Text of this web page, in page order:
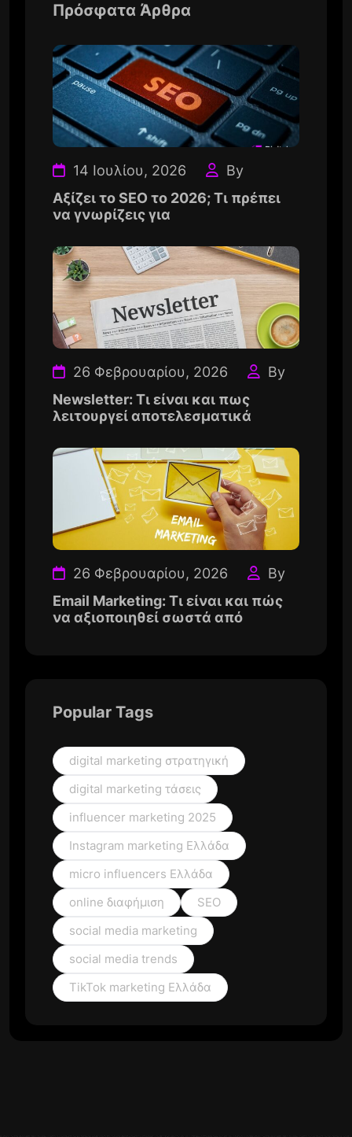
Πρόσφατα Άρθρα
14 Ιουλίου, 2026
By
Αξίζει το SEO το 2026; Τι πρέπει
να γνωρίζεις για
26 Φεβρουαρίου, 2026
By
Newsletter: Τι είναι και πως
λειτουργεί αποτελεσματικά
26 Φεβρουαρίου, 2026
By
Email Marketing: Τι είναι και πώς
να αξιοποιηθεί σωστά από
Popular Tags
digital marketing στρατηγική
digital marketing τάσεις
influencer marketing 2025
Instagram marketing Ελλάδα
micro influencers Ελλάδα
online διαφήμιση
SEO
social media marketing
social media trends
TikTok marketing Ελλάδα